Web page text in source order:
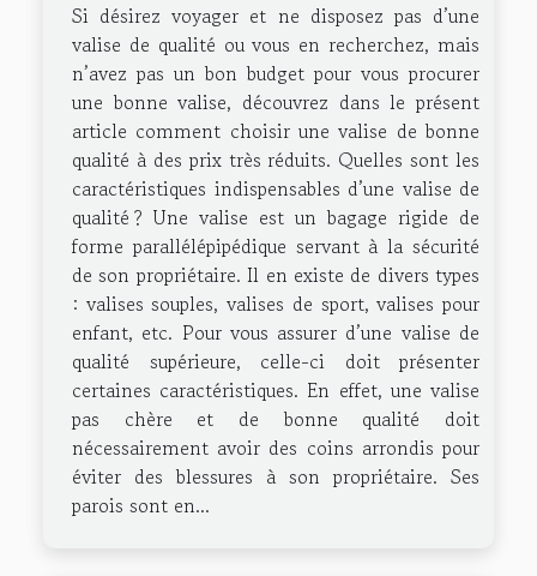
Si désirez voyager et ne disposez pas d’une
valise de qualité ou vous en recherchez, mais
n’avez pas un bon budget pour vous procurer
une bonne valise, découvrez dans le présent
article comment choisir une valise de bonne
qualité à des prix très réduits. Quelles sont les
caractéristiques indispensables d’une valise de
qualité ? Une valise est un bagage rigide de
forme parallélépipédique servant à la sécurité
de son propriétaire. Il en existe de divers types
: valises souples, valises de sport, valises pour
enfant, etc. Pour vous assurer d’une valise de
qualité supérieure, celle-ci doit présenter
certaines caractéristiques. En effet, une valise
pas chère et de bonne qualité doit
nécessairement avoir des coins arrondis pour
éviter des blessures à son propriétaire. Ses
parois sont en...